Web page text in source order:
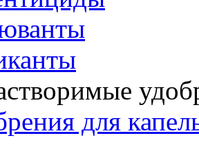
для